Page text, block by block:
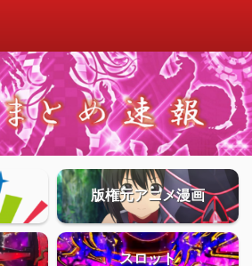
版権元アニメ漫画
スロット